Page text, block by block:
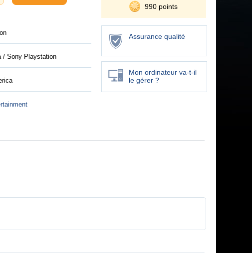
/ Sony Playstation
990 points
Assurance qualité
Mon ordinateur va-t-il
le gérer ?